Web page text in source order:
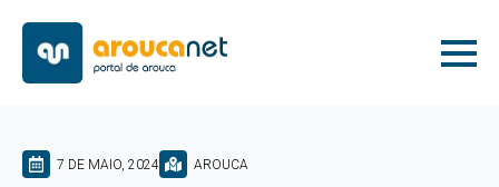
7 DE MAIO, 2024 AROUCA